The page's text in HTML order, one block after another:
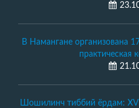
В Намангане организована
практическая
Шошилинч тиббий ёрдам: